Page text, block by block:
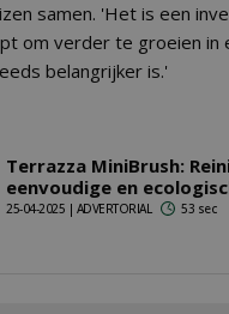
samen. 'Het is een
om verder te groeien in
belangrijker is.'
Terrazza MiniBrush:
eenvoudige en
25-04-2025 | ADVERTORIAL 53 sec